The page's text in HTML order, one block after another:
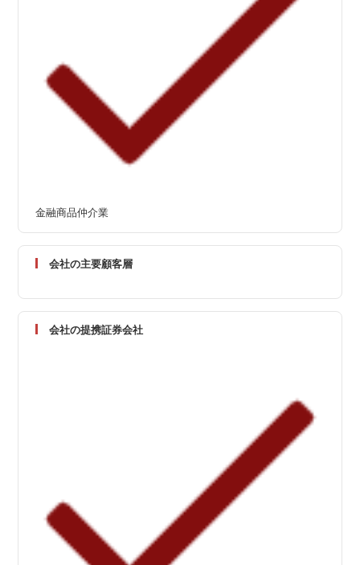
金融商品仲介業
会社の主要顧客層
会社の提携証券会社